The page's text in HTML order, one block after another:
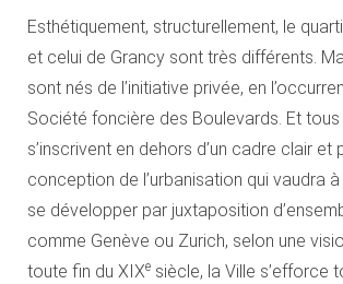
Esthétiquement, structurellement, le
et celui de Grancy sont très différents.
sont nés de l’initiative privée, en
Société foncière des Boulevards. Et tous
s’inscrivent en dehors d’un cadre clair et
conception de l’urbanisation qui vaudra
se développer par juxtaposition
comme Genève ou Zurich, selon une
toute fin du XIXe siècle, la Ville s’efforce